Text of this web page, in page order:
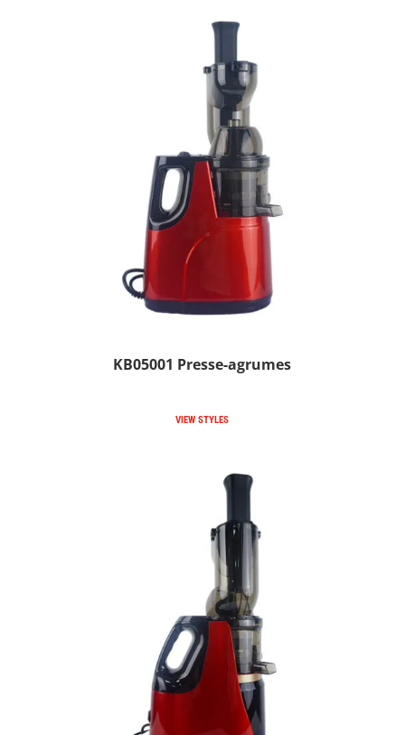
KB05001 Presse-agrumes
VIEW STYLES